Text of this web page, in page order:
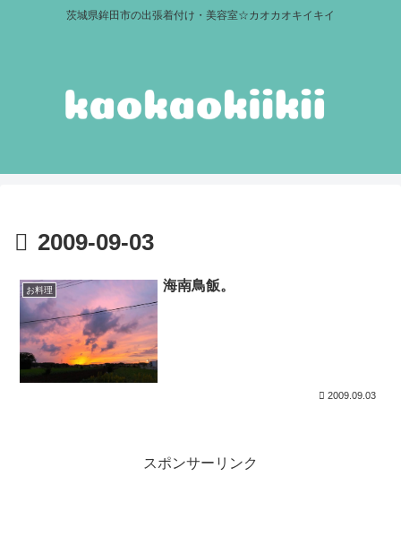
茨城県鉾田市の出張着付け・美容室☆カオカオキイキイ
2009-09-03
お料理 海南鳥飯。
2009.09.03
スポンサーリンク